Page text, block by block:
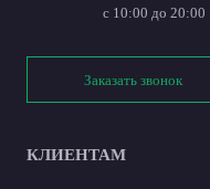
с 10:00 до 20:00
Заказать звонок
КЛИЕНТАМ